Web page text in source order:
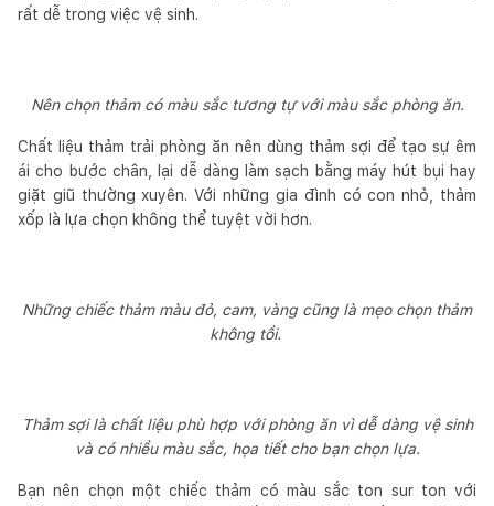
rất dễ trong việc vệ sinh.
Nên chọn thảm có màu sắc tương tự với màu sắc phòng ăn.
Chất liệu thảm trải phòng ăn nên dùng thảm sợi để tạo sự êm
ái cho bước chân, lại dễ dàng làm sạch bằng máy hút bụi hay
giặt giũ thường xuyên. Với những gia đình có con nhỏ, thảm
xốp là lựa chọn không thể tuyệt vời hơn.
Những chiếc thảm màu đỏ, cam, vàng cũng là mẹo chọn thảm
không tồi.
Thảm sợi là chất liệu phù hợp với phòng ăn vì dễ dàng vệ sinh
và có nhiều màu sắc, họa tiết cho bạn chọn lựa.
Bạn nên chọn một chiếc thảm có màu sắc ton sur ton với